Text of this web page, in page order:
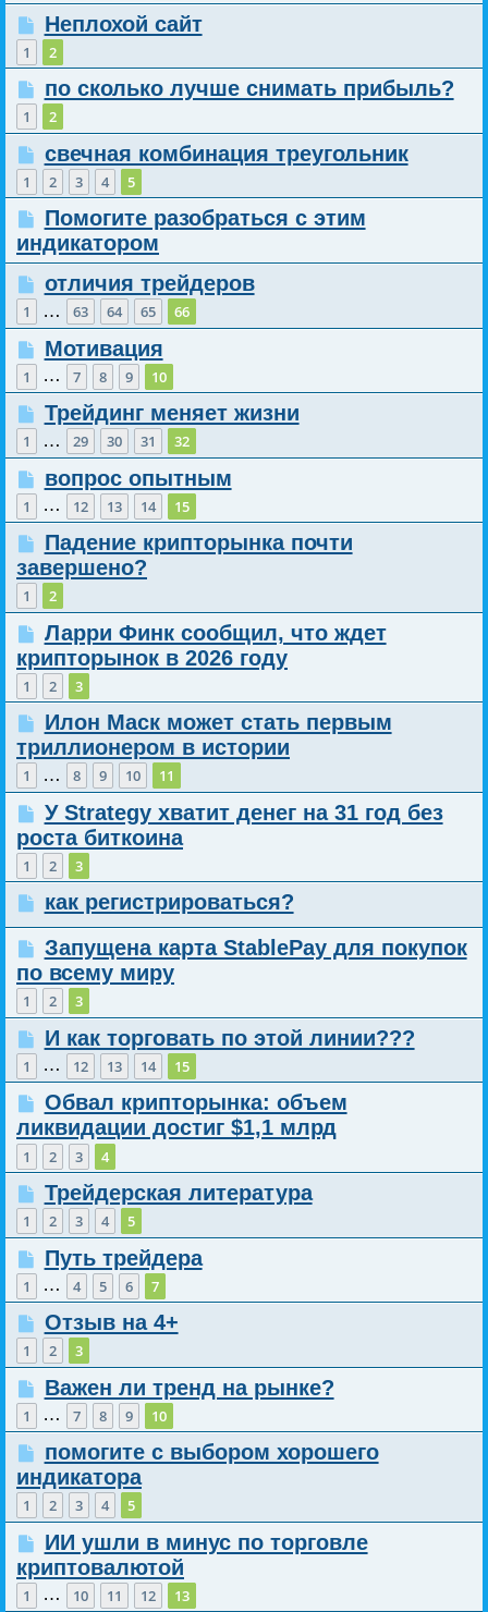
Неплохой сайт
1 2
по сколько лучше снимать прибыль?
1 2
свечная комбинация треугольник
1 2 3 4 5
Помогите разобраться с этим
индикатором
отличия трейдеров
1 … 63 64 65 66
Мотивация
1 … 7 8 9 10
Трейдинг меняет жизни
1 … 29 30 31 32
вопрос опытным
1 … 12 13 14 15
Падение крипторынка почти
завершено?
1 2
Ларри Финк сообщил, что ждет
крипторынок в 2026 году
1 2 3
Илон Маск может стать первым
триллионером в истории
1 … 8 9 10 11
У Strategy хватит денег на 31 год без
роста биткоина
1 2 3
как регистрироваться?
Запущена карта StablePay для покупок
по всему миру
1 2 3
И как торговать по этой линии???
1 … 12 13 14 15
Обвал крипторынка: объем
ликвидации достиг $1,1 млрд
1 2 3 4
Трейдерская литература
1 2 3 4 5
Путь трейдера
1 … 4 5 6 7
Отзыв на 4+
1 2 3
Важен ли тренд на рынке?
1 … 7 8 9 10
помогите с выбором хорошего
индикатора
1 2 3 4 5
ИИ ушли в минус по торговле
криптовалютой
1 … 10 11 12 13